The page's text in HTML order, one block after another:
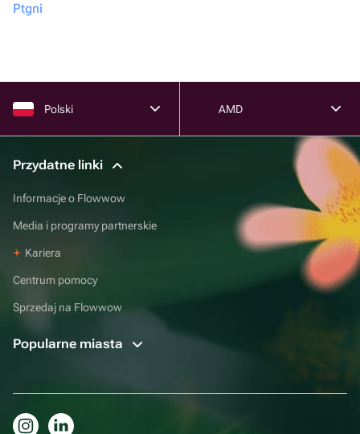
Ptgni
Polski AMD
Przydatne linki
Informacje o Flowwow
Media i programy partnerskie
Kariera
Centrum pomocy
Sprzedaj na Flowwow
Popularne miasta